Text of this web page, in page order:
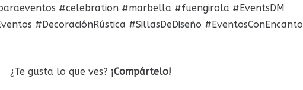
#celebration #marbella #fuengirola #EventsDM
#DecoraciónRústica #SillasDeDiseño #EventosConEncanto
¿Te gusta lo que ves? ¡Compártelo!